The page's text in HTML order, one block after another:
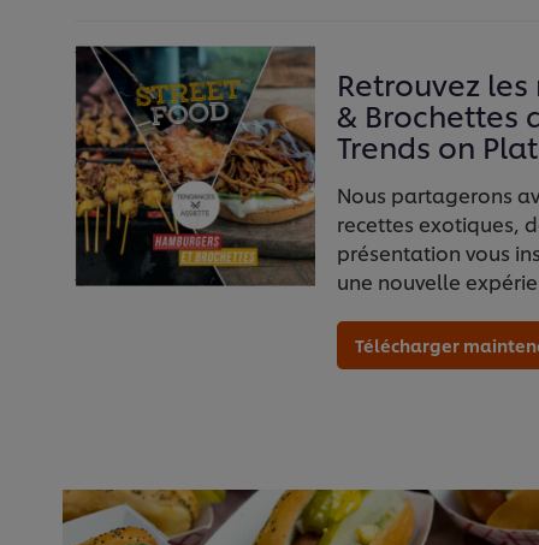
Retrouvez
& Brochettes
Trends on
Nous partagerons
recettes exotiques,
présentation vous
une nouvelle
Télécharger